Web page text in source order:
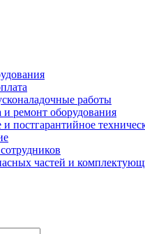
работы
и ремонт оборудования
постгарантийное
частей и